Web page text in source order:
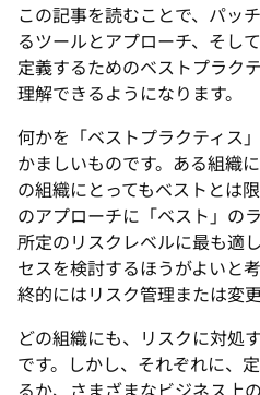
この記事を読むことで、パッ
るツールとアプローチ、そし
定義するためのベストプラク
理解できるようになります。
何かを「ベストプラクティス
かましいものです。ある組織
の組織にとってもベストとは
のアプローチに「ベスト」の
所定のリスクレベルに最も適
セスを検討するほうがよいと
終的にはリスク管理または変
どの組織にも、リスクに対処
です。しかし、それぞれに、
るか、さまざまなビジネス上